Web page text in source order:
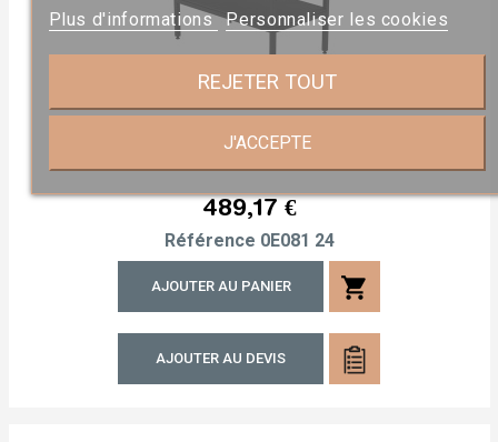
Plus d'informations Personnaliser les cookies
REJETER TOUT
J'ACCEPTE
Meuble Vasque 81 X 46cm
Compact
Prix
489,17 €
Référence 0E081 24
AJOUTER AU PANIER shopping_cart
AJOUTER AU DEVIS